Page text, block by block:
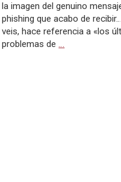
la imagen del genuino
phishing que acabo de
veis, hace referencia a «los
problemas de…